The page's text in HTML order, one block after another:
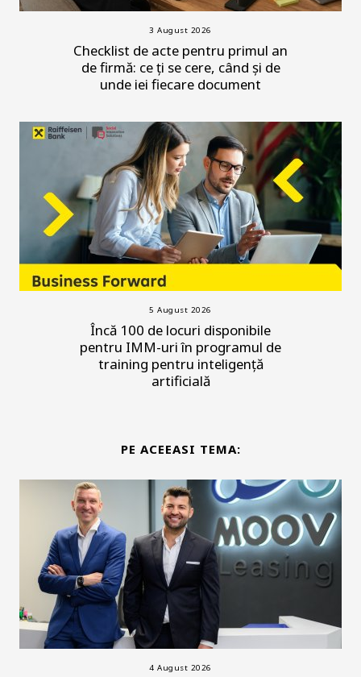
3 August 2026
Checklist de acte pentru primul an
de firmă: ce ți se cere, când și de
unde iei fiecare document
5 August 2026
Încă 100 de locuri disponibile
pentru IMM-uri în programul de
training pentru inteligență
artificială
PE ACEEASI TEMA:
4 August 2026